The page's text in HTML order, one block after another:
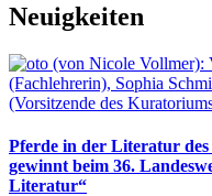
Neuigkeiten
Pferde in der Literatur
gewinnt beim 36.
Literatur“